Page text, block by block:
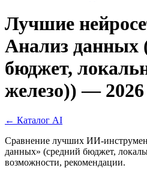
Лучшие
Анализ данных
бюджет,
железо)) — 2026
← Каталог AI
Сравнение лучших ИИ-
данных» (средний бюджет,
возможности, рекомендации.